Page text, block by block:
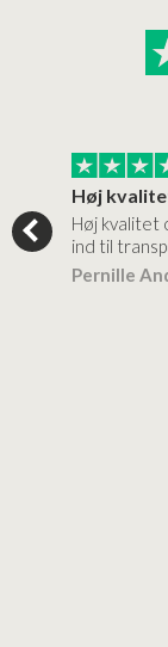
Høj
Høj kvalitet
ind til
Pernille